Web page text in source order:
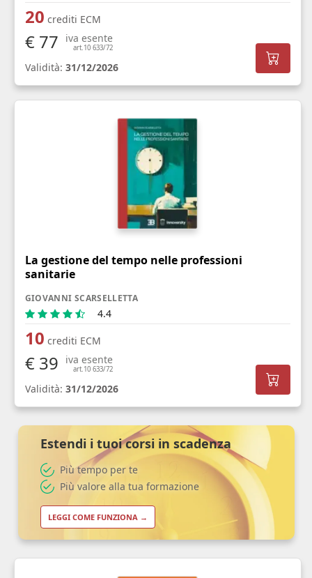
20 crediti ECM
€ 77 iva esente
art.10 633/72
Validità: 31/12/2026
La gestione del tempo nelle professioni
sanitarie
GIOVANNI SCARSELLETTA
4.4
10 crediti ECM
€ 39 iva esente
art.10 633/72
Validità: 31/12/2026
Estendi i tuoi corsi in scadenza
Più tempo per te
Più valore alla tua formazione
LEGGI COME FUNZIONA →